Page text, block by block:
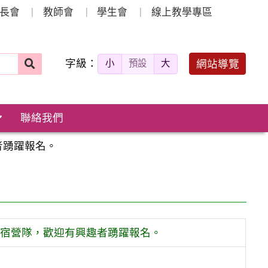
會 教師會 學生會 線上教學專區
字級： 小 預設 大 網站導覽
聯絡我們
躍報名。
營隊，歡迎有興趣者踴躍報名。